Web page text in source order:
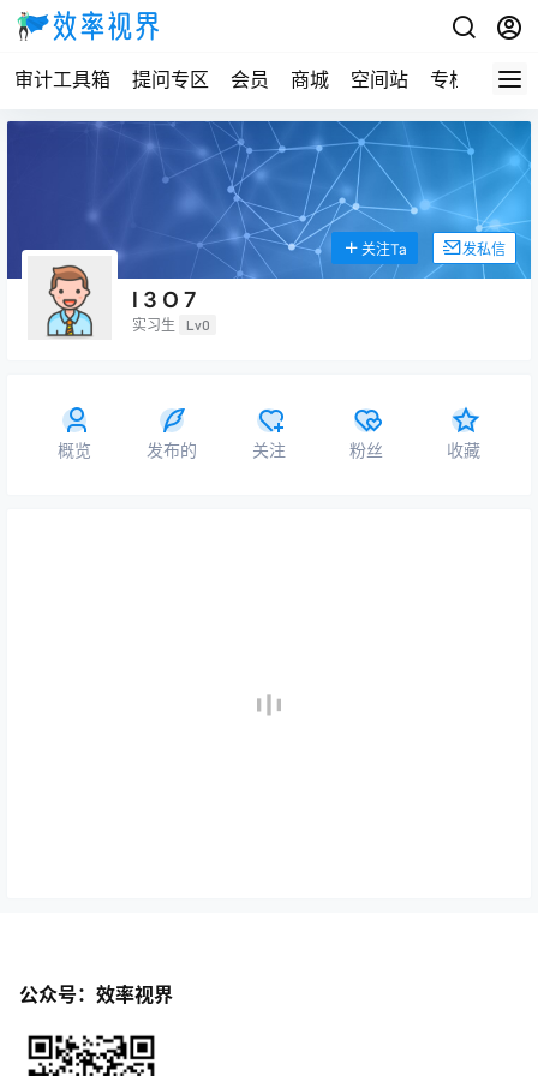
审计工具箱 提问专区 会员 商城 空间站 专栏
l 3 O 7
实习生 Lv0
关注Ta 发私信
概览 发布的 关注 粉丝 收藏
公众号：效率视界